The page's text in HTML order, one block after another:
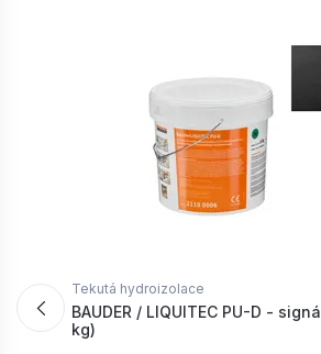
Tekutá hydroizolace
BAUDER / LIQUITEC PU-D -
kg)